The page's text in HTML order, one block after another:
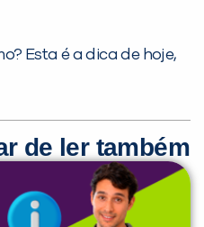
Esta é a dica de hoje,
de ler também